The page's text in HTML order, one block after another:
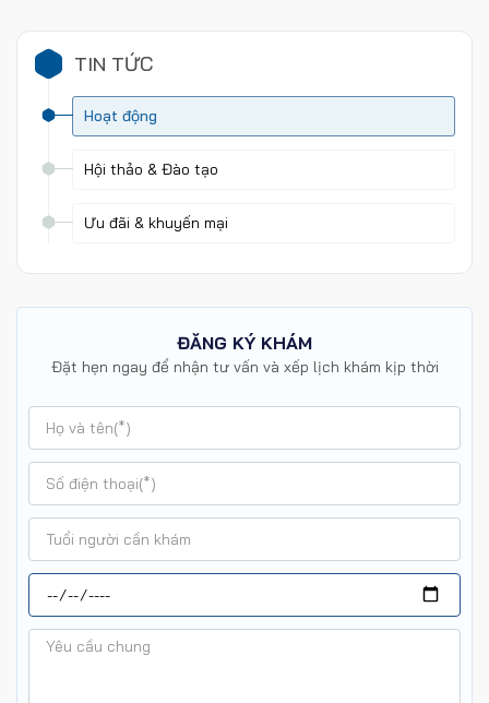
TIN TỨC
Hoạt động
Hội thảo & Đào tạo
Ưu đãi & khuyến mại
ĐĂNG KÝ KHÁM
Đặt hẹn ngay để nhận tư vấn và xếp lịch khám kịp thời